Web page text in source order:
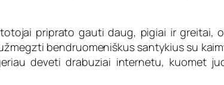
priprato gauti daug, pigiai ir greitai,
bendruomeniškus santykius su
deveti drabuziai internetu, kuomet